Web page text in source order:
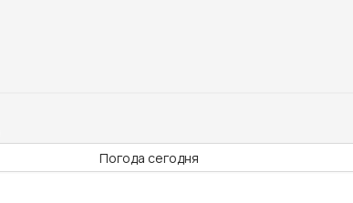
Погода сегодня